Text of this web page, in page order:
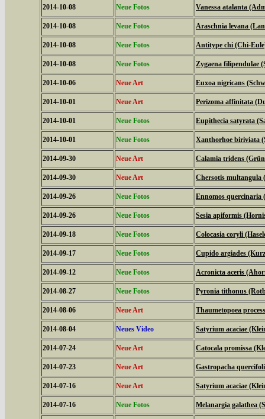
2014-10-08 Neue Fotos Vanessa atalanta
2014-10-08 Neue Fotos Araschnia levana
2014-10-08 Neue Fotos Antitype chi (Chi-
2014-10-08 Neue Fotos Zygaena filipendulae
2014-10-06 Neue Art Euxoa nigricans
2014-10-01 Neue Art Perizoma affinitata
2014-10-01 Neue Fotos Eupithecia satyrata
2014-10-01 Neue Fotos Xanthorhoe biriviata
2014-09-30 Neue Art Calamia tridens
2014-09-30 Neue Art Chersotis multangula
2014-09-26 Neue Fotos Ennomos quercinaria
2014-09-26 Neue Fotos Sesia apiformis
2014-09-18 Neue Fotos Colocasia coryli
2014-09-17 Neue Fotos Cupido argiades
2014-09-12 Neue Fotos Acronicta aceris
2014-08-27 Neue Fotos Pyronia tithonus
2014-08-06 Neue Art Thaumetopoea
2014-08-04 Neues Video Satyrium acaciae
2014-07-24 Neue Art Catocala promissa
2014-07-23 Neue Art Gastropacha
2014-07-16 Neue Art Satyrium acaciae
2014-07-16 Neue Fotos Melanargia galathea